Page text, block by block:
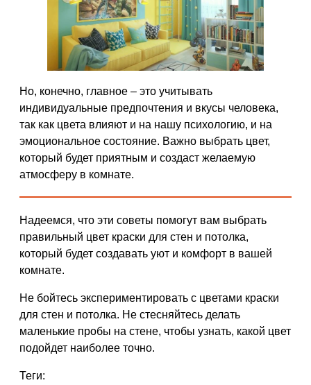
Но, конечно, главное – это учитывать
индивидуальные предпочтения и вкусы человека,
так как цвета влияют и на нашу психологию, и на
эмоциональное состояние. Важно выбрать цвет,
который будет приятным и создаст желаемую
атмосферу в комнате.
Надеемся, что эти советы помогут вам выбрать
правильный цвет краски для стен и потолка,
который будет создавать уют и комфорт в вашей
комнате.
Не бойтесь экспериментировать с цветами краски
для стен и потолка. Не стесняйтесь делать
маленькие пробы на стене, чтобы узнать, какой цвет
подойдет наиболее точно.
Теги: